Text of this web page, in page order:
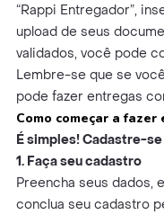
“Rappi Entregador”,
upload de seus
validados, você pode
Lembre-se que se
pode fazer entregas
Como começar a fazer
É simples! Cadastre-
1. Faça seu cadastro
Preencha seus dados,
conclua seu cadastro